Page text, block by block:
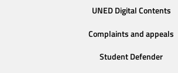
UNED Digital Contents
Complaints and appeals
Student Defender